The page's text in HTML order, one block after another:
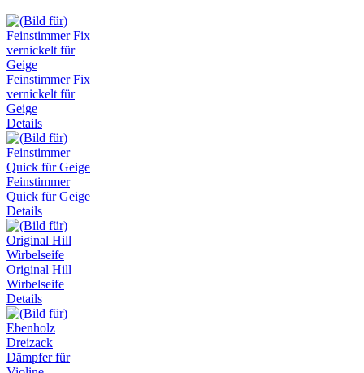
Feinstimmer Fix
vernickelt für
Geige
Details
Feinstimmer
Quick für Geige
Details
Original Hill
Wirbelseife
Details